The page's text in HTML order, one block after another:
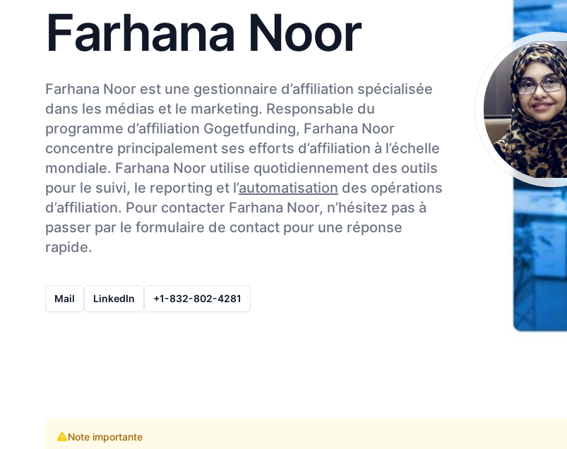
Farhana Noor
Farhana Noor est une gestionnaire d’affiliation spécialisée
dans les médias et le marketing. Responsable du
programme d’affiliation Gogetfunding, Farhana Noor
concentre principalement ses efforts d’affiliation à l’échelle
mondiale. Farhana Noor utilise quotidiennement des outils
pour le suivi, le reporting et l’automatisation des opérations
d’affiliation. Pour contacter Farhana Noor, n’hésitez pas à
passer par le formulaire de contact pour une réponse
rapide.
Mail LinkedIn +1-832-802-4281
Note importante